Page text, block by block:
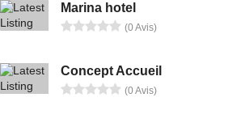
Marina hotel
(0 Avis)
Concept Accueil
(0 Avis)